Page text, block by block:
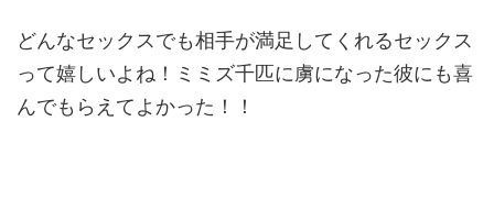
どんなセックスでも相手が満足してくれるセックス
って嬉しいよね！ミミズ千匹に虜になった彼にも喜
んでもらえてよかった！！